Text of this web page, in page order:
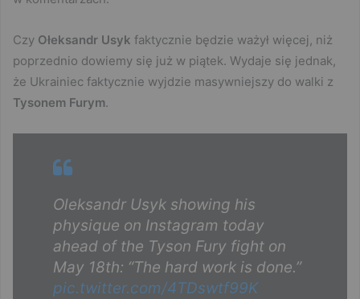
Czy Ołeksandr Usyk faktycznie będzie ważył więcej, niż
poprzednio dowiemy się już w piątek. Wydaje się jednak,
że Ukrainiec faktycznie wyjdzie masywniejszy do walki z
Tysonem Furym.
Oleksandr Usyk showing his
physique on Instagram today
ahead of the Tyson Fury fight on
May 18th: “The hard work is done.”
pic.twitter.com/4TDswtf99K